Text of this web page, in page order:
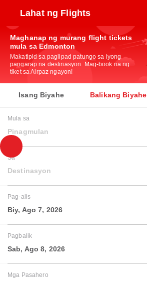
Lahat ng Flights
Maghanap ng murang flight tickets
mula sa Edmonton
Makatipid sa paglipad patungo sa iyong
pangarap na destinasyon. Mag-book na ng
tiket sa Airpaz ngayon!
Isang Biyahe Balikang Biyahe
Mula sa
Pinagmulan
Sa
Destinasyon
Pag-alis
Biy, Ago 7, 2026
Pagbalik
Sab, Ago 8, 2026
Mga Pasahero